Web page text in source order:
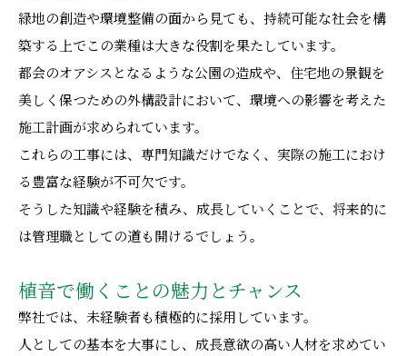
緑地の創造や環境整備の面から見ても、持続可能な社会を構
築する上でこの業種は大きな役割を果たしています。
都会のオアシスとなるような公園の造成や、住宅地の景観を
美しく保つための外構設計において、環境への影響を考えた
施工計画が求められています。
これらの工事には、専門知識だけでなく、実際の施工におけ
る豊富な経験が不可欠です。
そうした知識や経験を積み、成長していくことで、将来的に
は管理職としての道も開けるでしょう。
植音で働くことの魅力とチャンス
弊社では、未経験者も積極的に採用しています。
人としての基本を大事にし、成長意欲の高い人材を求めてい